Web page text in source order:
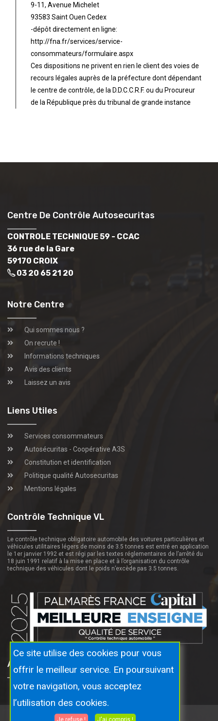
9-11, Avenue Michelet
93583 Saint Ouen Cedex
-dépôt directement en ligne:
http://fna.fr/services/service-
consommateurs/formulaire.aspx
Ces dispositions ne privent en rien le client des voies de
recours légales auprès de la préfecture dont dépendant
le centre de contrôle, de la D.D.C.C.R.F. ou du Procureur
de la République près du tribunal de grande instance
Centre De Contrôle Autosecuritas
CONTROLE TECHNIQUE 59 - CCAC
36 rue de la Gare
59170 CROIX
03 20 65 21 20
Notre Centre
Qui sommes nous ?
On recrute !
Informations techniques
Avis des clients
Laissez un avis
Liens Utiles
Services consommateurs
Autosécuritas - Coopérative A3S
Constitution et identification
Politique qualité Autosecuritas
Mentions légales
Contrôle Technique VL
Le contrôle technique obligatoire automobile des voitures particulières et
véhicules utilitaires légers de moins de 3.5 tonnes est entré en application
le 1er janvier 1992 et est régi par les textes réglementaires de l’arrêté du
18 juin 1991 relatif à la mise en place et à l’organisation du contrôle
technique des véhicules dont le poids n’excède pas 3.5 tonnes.
Autosecuritas Proche De Vous
Ce site utilise des cookies pour vous
offrir le meilleur service. En poursuivant
votre navigation, vous acceptez
l’utilisation des cookies.
Je refuse ! J'ai compris !